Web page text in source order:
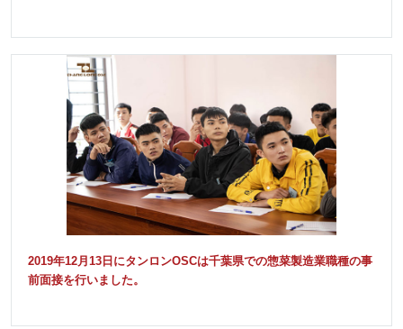
2019年12月13日にタンロンOSCは千葉県での惣菜製造業職種の事
前面接を行いました。